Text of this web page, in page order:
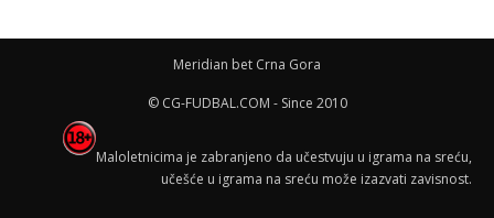
Meridian bet Crna Gora
© CG-FUDBAL.COM - Since 2010
Maloletnicima je zabranjeno da učestvuju u igrama na sreću,
učešće u igrama na sreću može izazvati zavisnost.